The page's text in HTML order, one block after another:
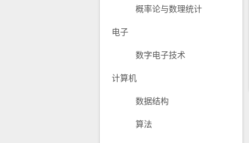
概率论与数理统计
电子
数字电子技术
计算机
数据结构
算法